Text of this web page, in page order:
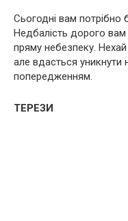
Сьогодні вам
Недбалість дорого
пряму небезпеку.
але вдасться
попередженням.
ТЕРЕЗИ